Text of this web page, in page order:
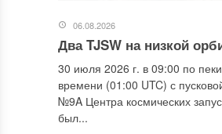
06.08.2026
Два TJSW на низкой
30 июля 2026 г. в 09:00 по
времени (01:00 UTC) с
№9A Центра космических
был...